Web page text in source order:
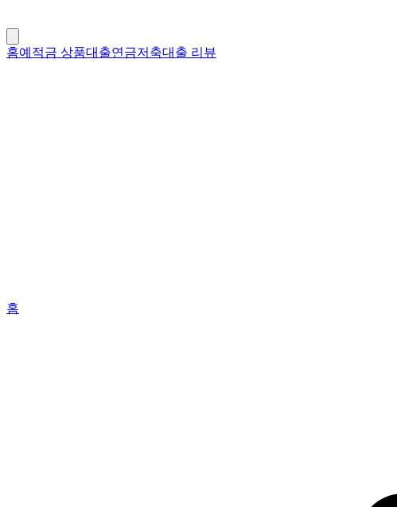
홈예적금 상품대출연금저축대출 리뷰
홈